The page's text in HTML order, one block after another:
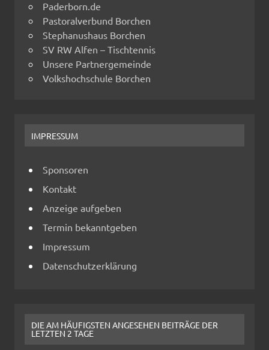
Paderborn.de
Pastoralverbund Borchen
Stephanushaus Borchen
SV RW Alfen – Tischtennis
Unsere Partnergemeinde
Volkshochschule Borchen
IMPRESSUM
Sponsoren
Kontakt
Anzeige aufgeben
Termin bekanntgeben
Impressum
Datenschutzerklärung
DIE AM HÄUFIGSTEN ANGESEHEN BEITRÄGE DER
LETZTEN 2 TAGE